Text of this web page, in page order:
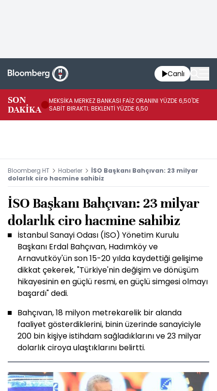
Canlı
SON
DAKİKA
MEKSİKA MERKEZ BANKASI FAİZ ORANINI YÜZDE 6,50'DE
SABİT BIRAKTI; BEKLENTİ YÜZDE 6,50
Bloomberg HT Haberler
İSO Başkanı Bahçıvan: 23 milyar
dolarlık ciro hacmine sahibiz
İSO Başkanı Bahçıvan: 23 milyar
dolarlık ciro hacmine sahibiz
İstanbul Sanayi Odası (İSO) Yönetim Kurulu
Başkanı Erdal Bahçıvan, Hadımköy ve
Arnavutköy'ün son 15-20 yılda kaydettiği gelişime
dikkat çekerek, "Türkiye'nin değişim ve dönüşüm
hikayesinin en güçlü resmi, en güçlü simgesi olmayı
başardı" dedi.
Bahçıvan, 18 milyon metrekarelik bir alanda
faaliyet gösterdiklerini, binin üzerinde sanayiciyle
200 bin kişiye istihdam sağladıklarını ve 23 milyar
dolarlık ciroya ulaştıklarını belirtti.